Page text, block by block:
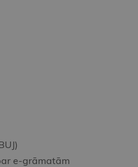
e-grāmatām